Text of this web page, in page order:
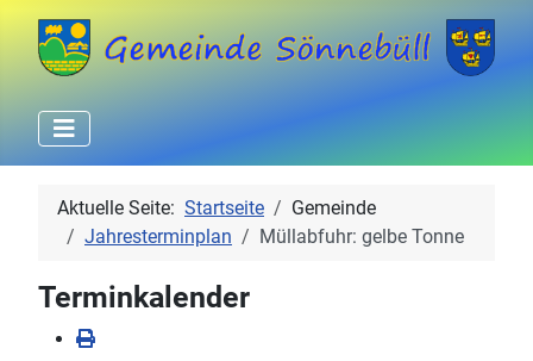
Aktuelle Seite: Startseite
Gemeinde
Jahresterminplan
Müllabfuhr: gelbe Tonne
Terminkalender